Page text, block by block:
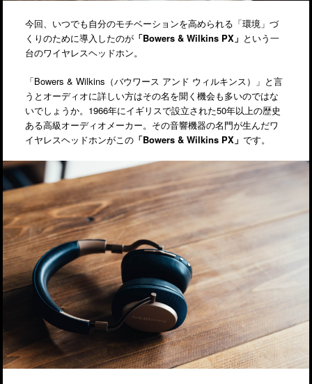
今回、いつでも自分のモチベーションを高められる「環境」づ
くりのために導入したのが「Bowers & Wilkins PX」 という一
台のワイヤレスヘッドホン。
「Bowers & Wilkins（バウワース アンド ウィルキンス）」と言
うとオーディオに詳しい方はその名を聞く機会も多いのではな
いでしょうか。1966年にイギリスで設立された50年以上の歴史
ある高級オーディオメーカー。その音響機器の名門が生んだワ
イヤレスヘッドホンがこの「Bowers & Wilkins PX」 です。